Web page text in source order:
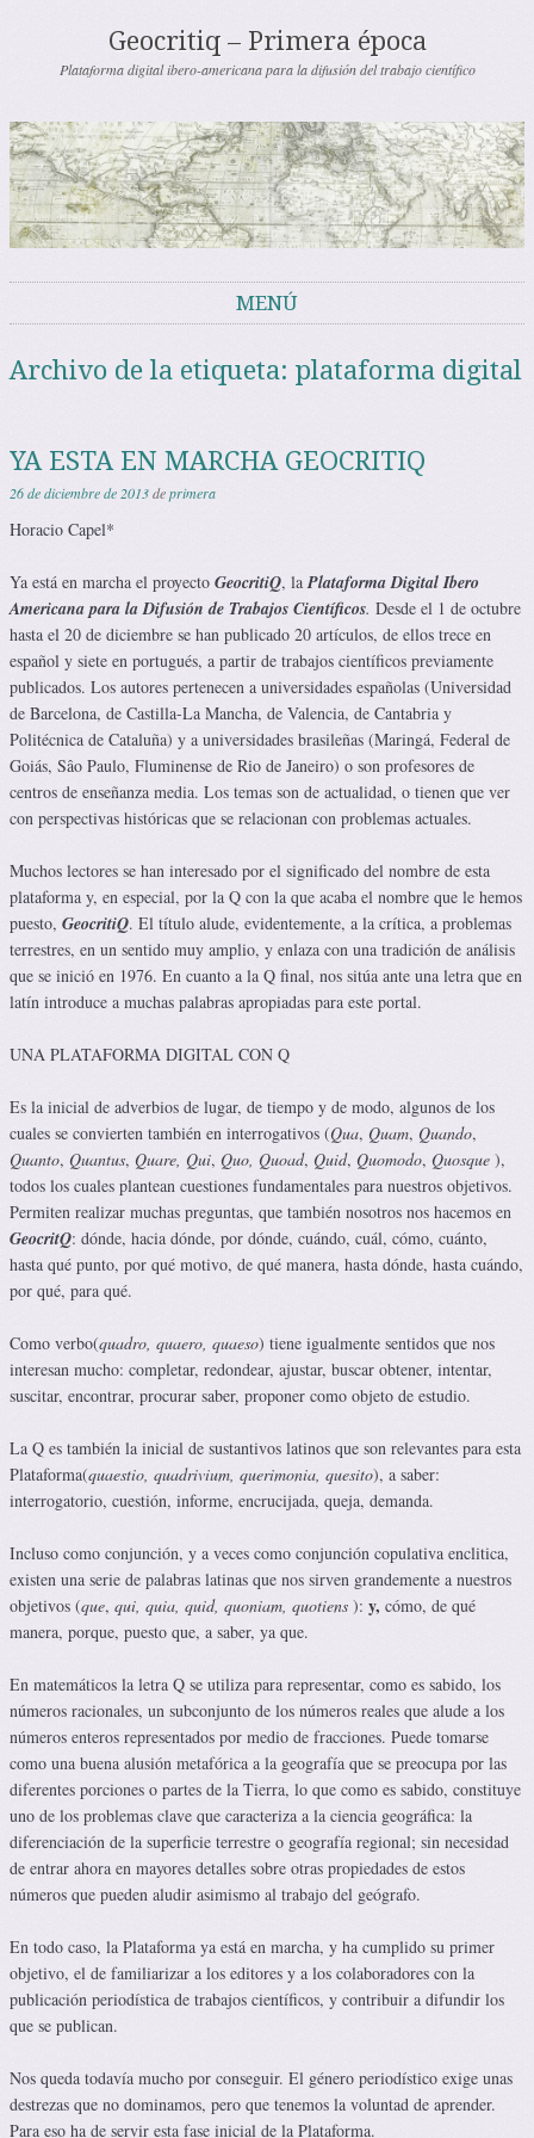
Geocritiq – Primera época
Plataforma digital ibero-americana para la difusión del trabajo científico
MENÚ
Archivo de la etiqueta: plataforma digital
YA ESTA EN MARCHA GEOCRITIQ
26 de diciembre de 2013deprimera
Horacio Capel*
Ya está en marcha el proyecto GeocritiQ, laPlataforma Digital Ibero
Americana para la Difusión de Trabajos Científicos. Desde el 1 de octubre
hasta el 20 de diciembre se han publicado 20 artículos, de ellos trece en
español y siete en portugués, a partir de trabajos científicos previamente
publicados. Los autores pertenecen a universidades españolas (Universidad
de Barcelona, de Castilla-La Mancha, de Valencia, de Cantabria y
Politécnica de Cataluña) y a universidades brasileñas (Maringá, Federal de
Goiás, Sâo Paulo, Fluminense de Rio de Janeiro) o son profesores de
centros de enseñanza media. Los temas son de actualidad, o tienen que ver
con perspectivas históricas que se relacionan con problemas actuales.
Muchos lectores se han interesado por el significado del nombre de esta
plataforma y, en especial, por la Q con la que acaba el nombre que le hemos
puesto, GeocritiQ. El título alude, evidentemente, a la crítica, a problemas
terrestres, en un sentido muy amplio, y enlaza con una tradición de análisis
que se inició en 1976. En cuanto a la Q final, nos sitúa ante una letra que en
latín introduce a muchas palabras apropiadas para este portal.
UNA PLATAFORMA DIGITAL CON Q
Es la inicial de adverbios de lugar, de tiempo y de modo, algunos de los
cuales se convierten también en interrogativos (Qua, Quam, Quando,
Quanto, Quantus, Quare, Qui, Quo, Quoad, Quid, Quomodo, Quosque ),
todos los cuales plantean cuestiones fundamentales para nuestros objetivos.
Permiten realizar muchas preguntas, que también nosotros nos hacemos en
GeocritQ: dónde, hacia dónde, por dónde, cuándo, cuál, cómo, cuánto,
hasta qué punto, por qué motivo, de qué manera, hasta dónde, hasta cuándo,
por qué, para qué.
Como verbo(quadro, quaero, quaeso) tiene igualmente sentidos que nos
interesan mucho: completar, redondear, ajustar, buscar obtener, intentar,
suscitar, encontrar, procurar saber, proponer como objeto de estudio.
La Q es también la inicial de sustantivos latinos que son relevantes para esta
Plataforma(quaestio, quadrivium, querimonia, quesito), a saber:
interrogatorio, cuestión, informe, encrucijada, queja, demanda.
Incluso como conjunción, y a veces como conjunción copulativa enclitica,
existen una serie de palabras latinas que nos sirven grandemente a nuestros
objetivos (que, qui, quia, quid, quoniam, quotiens ): y, cómo, de qué
manera, porque, puesto que, a saber, ya que.
En matemáticos la letra Q se utiliza para representar, como es sabido, los
números racionales, un subconjunto de los números reales que alude a los
números enteros representados por medio de fracciones. Puede tomarse
como una buena alusión metafórica a la geografía que se preocupa por las
diferentes porciones o partes de la Tierra, lo que como es sabido, constituye
uno de los problemas clave que caracteriza a la ciencia geográfica: la
diferenciación de la superficie terrestre o geografía regional; sin necesidad
de entrar ahora en mayores detalles sobre otras propiedades de estos
números que pueden aludir asimismo al trabajo del geógrafo.
En todo caso, la Plataforma ya está en marcha, y ha cumplido su primer
objetivo, el de familiarizar a los editores y a los colaboradores con la
publicación periodística de trabajos científicos, y contribuir a difundir los
que se publican.
Nos queda todavía mucho por conseguir. El género periodístico exige unas
destrezas que no dominamos, pero que tenemos la voluntad de aprender.
Para eso ha de servir esta fase inicial de la Plataforma.